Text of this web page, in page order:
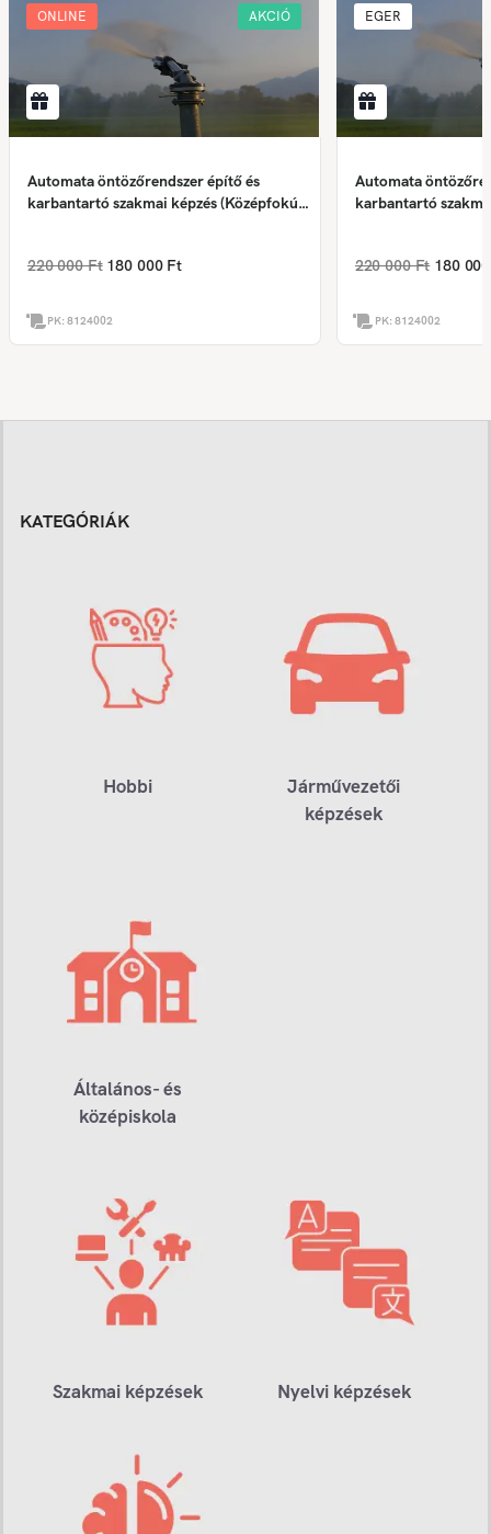
ONLINE AKCIÓ
Automata öntözőrendszer építő és
karbantartó szakmai képzés (Középfokú
220 000 Ft 180 000 Ft
PK:8124002
EGER
Automata
karbantartó
220 000 Ft 180
PK:8124002
KATEGÓRIÁK
Hobbi
Járművezetői
képzések
Általános- és
középiskola
Szakmai képzések Nyelvi képzések